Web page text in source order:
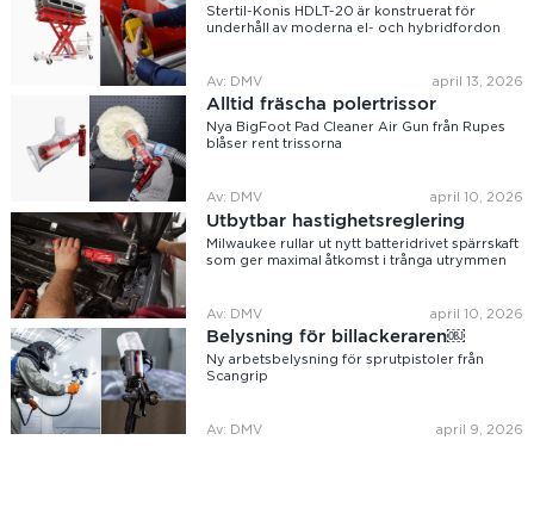
Stertil-Konis HDLT-20 är konstruerat för
underhåll av moderna el- och hybridfordon
Av: DMV april 13, 2026
Alltid fräscha polertrissor
Nya BigFoot Pad Cleaner Air Gun från Rupes
blåser rent trissorna
Av: DMV april 10, 2026
Utbytbar hastighetsreglering
Milwaukee rullar ut nytt batteridrivet spärrskaft
som ger maximal åtkomst i trånga utrymmen
Av: DMV april 10, 2026
Belysning för billackeraren￼
Ny arbetsbelysning för sprutpistoler från
Scangrip
Av: DMV april 9, 2026